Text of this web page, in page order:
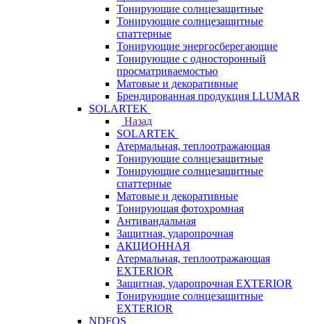
Тонирующие солнцезащитные
Тонирующие солнцезащитные
спаттерные
Тонирующие энергосберегающие
Тонирующие с односторонный
просматриваемостью
Матовые и декоративные
Брендированная продукция LLUMAR
SOLARTEK
Назад
SOLARTEK
Атермальная, теплоотражающая
Тонирующие солнцезащитные
Тонирующие солнцезащитные
спаттерные
Матовые и декоративные
Тонирующая фотохромная
Антивандальная
Защитная, ударопрочная
АКЦИОННАЯ
Атермальная, теплоотражающая
EXTERIOR
Защитная, ударопрочная EXTERIOR
Тонирующие солнцезащитные
EXTERIOR
NDFOS